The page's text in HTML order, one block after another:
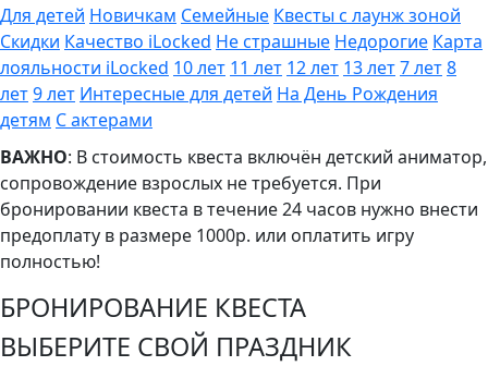
Для детей Новичкам Семейные Квесты с лаунж зоной
Скидки Качество iLocked Не страшные Недорогие Карта
лояльности iLocked 10 лет 11 лет 12 лет 13 лет7 лет8
лет9 лет Интересные для детей На День Рождения
детям С актерами
ВАЖНО: В стоимость квеста включён детский аниматор,
сопровождение взрослых не требуется. При
бронировании квеста в течение 24 часов нужно внести
предоплату в размере 1000р. или оплатить игру
полностью!
БРОНИРОВАНИЕ КВЕСТА
ВЫБЕРИТЕ СВОЙ ПРАЗДНИК